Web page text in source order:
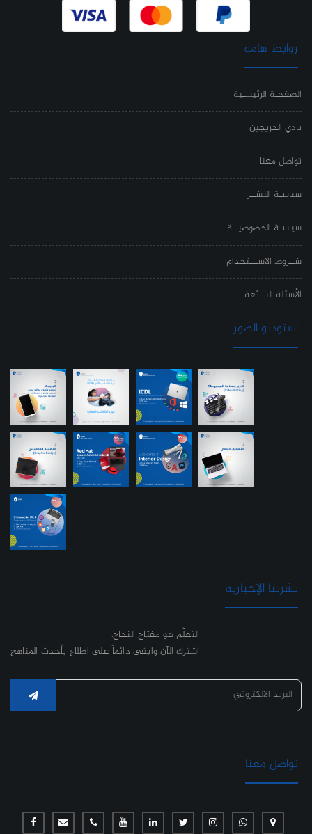
روابط هامة
الصفحـة الرئيسـية
نادي الخريجين
تواصل معنا
سياسـة النشــر
سياسـة الخصوصيــة
شــروط الاســـتخدام
الأسئلة الشائعة
استوديو الصور
نشرتنا الإخبارية
التعلّم هو مفتاح النجاح.
اشترك الآن وابقى دائماً على اطلاع بأحدث المناهج
تواصل معنا